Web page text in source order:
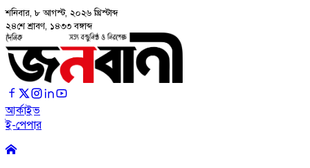
শনিবার, ৮ আগস্ট, ২০২৬ খ্রিস্টাব্দ
২৪শে শ্রাবণ, ১৪৩৩ বঙ্গাব্দ
আর্কাইভ
ই-পেপার